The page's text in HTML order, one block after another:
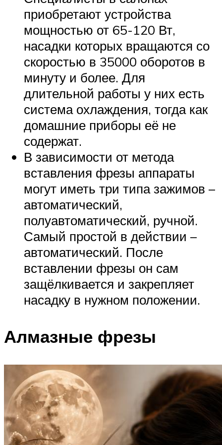
приобретают устройства
мощностью от 65-120 Вт,
насадки которых вращаются со
скоростью в 35000 оборотов в
минуту и более. Для
длительной работы у них есть
система охлаждения, тогда как
домашние приборы её не
содержат.
В зависимости от метода
вставления фрезы аппараты
могут иметь три типа зажимов –
автоматический,
полуавтоматический, ручной.
Самый простой в действии –
автоматический. После
вставлении фрезы он сам
защёлкивается и закрепляет
насадку в нужном положении.
Алмазные фрезы